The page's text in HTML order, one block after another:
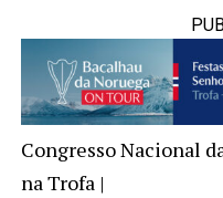
Congresso Nacional
na Trofa |